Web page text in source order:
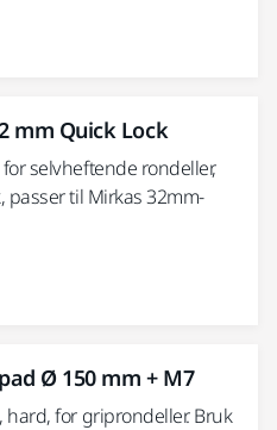
mm Quick Lock
selvheftende rondeller,
passer til Mirkas 32mm-
Ø 150 mm + M7
hard, for griprondeller. Bruk